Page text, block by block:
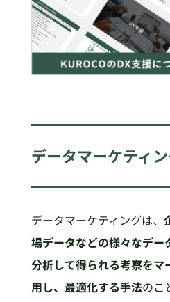
データマーケティ
データマーケティングは、
場データなどの様々なデー
分析して得られる考察をマ
用し、最適化する手法のこ